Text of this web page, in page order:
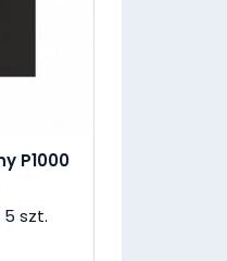
P1000
szt.